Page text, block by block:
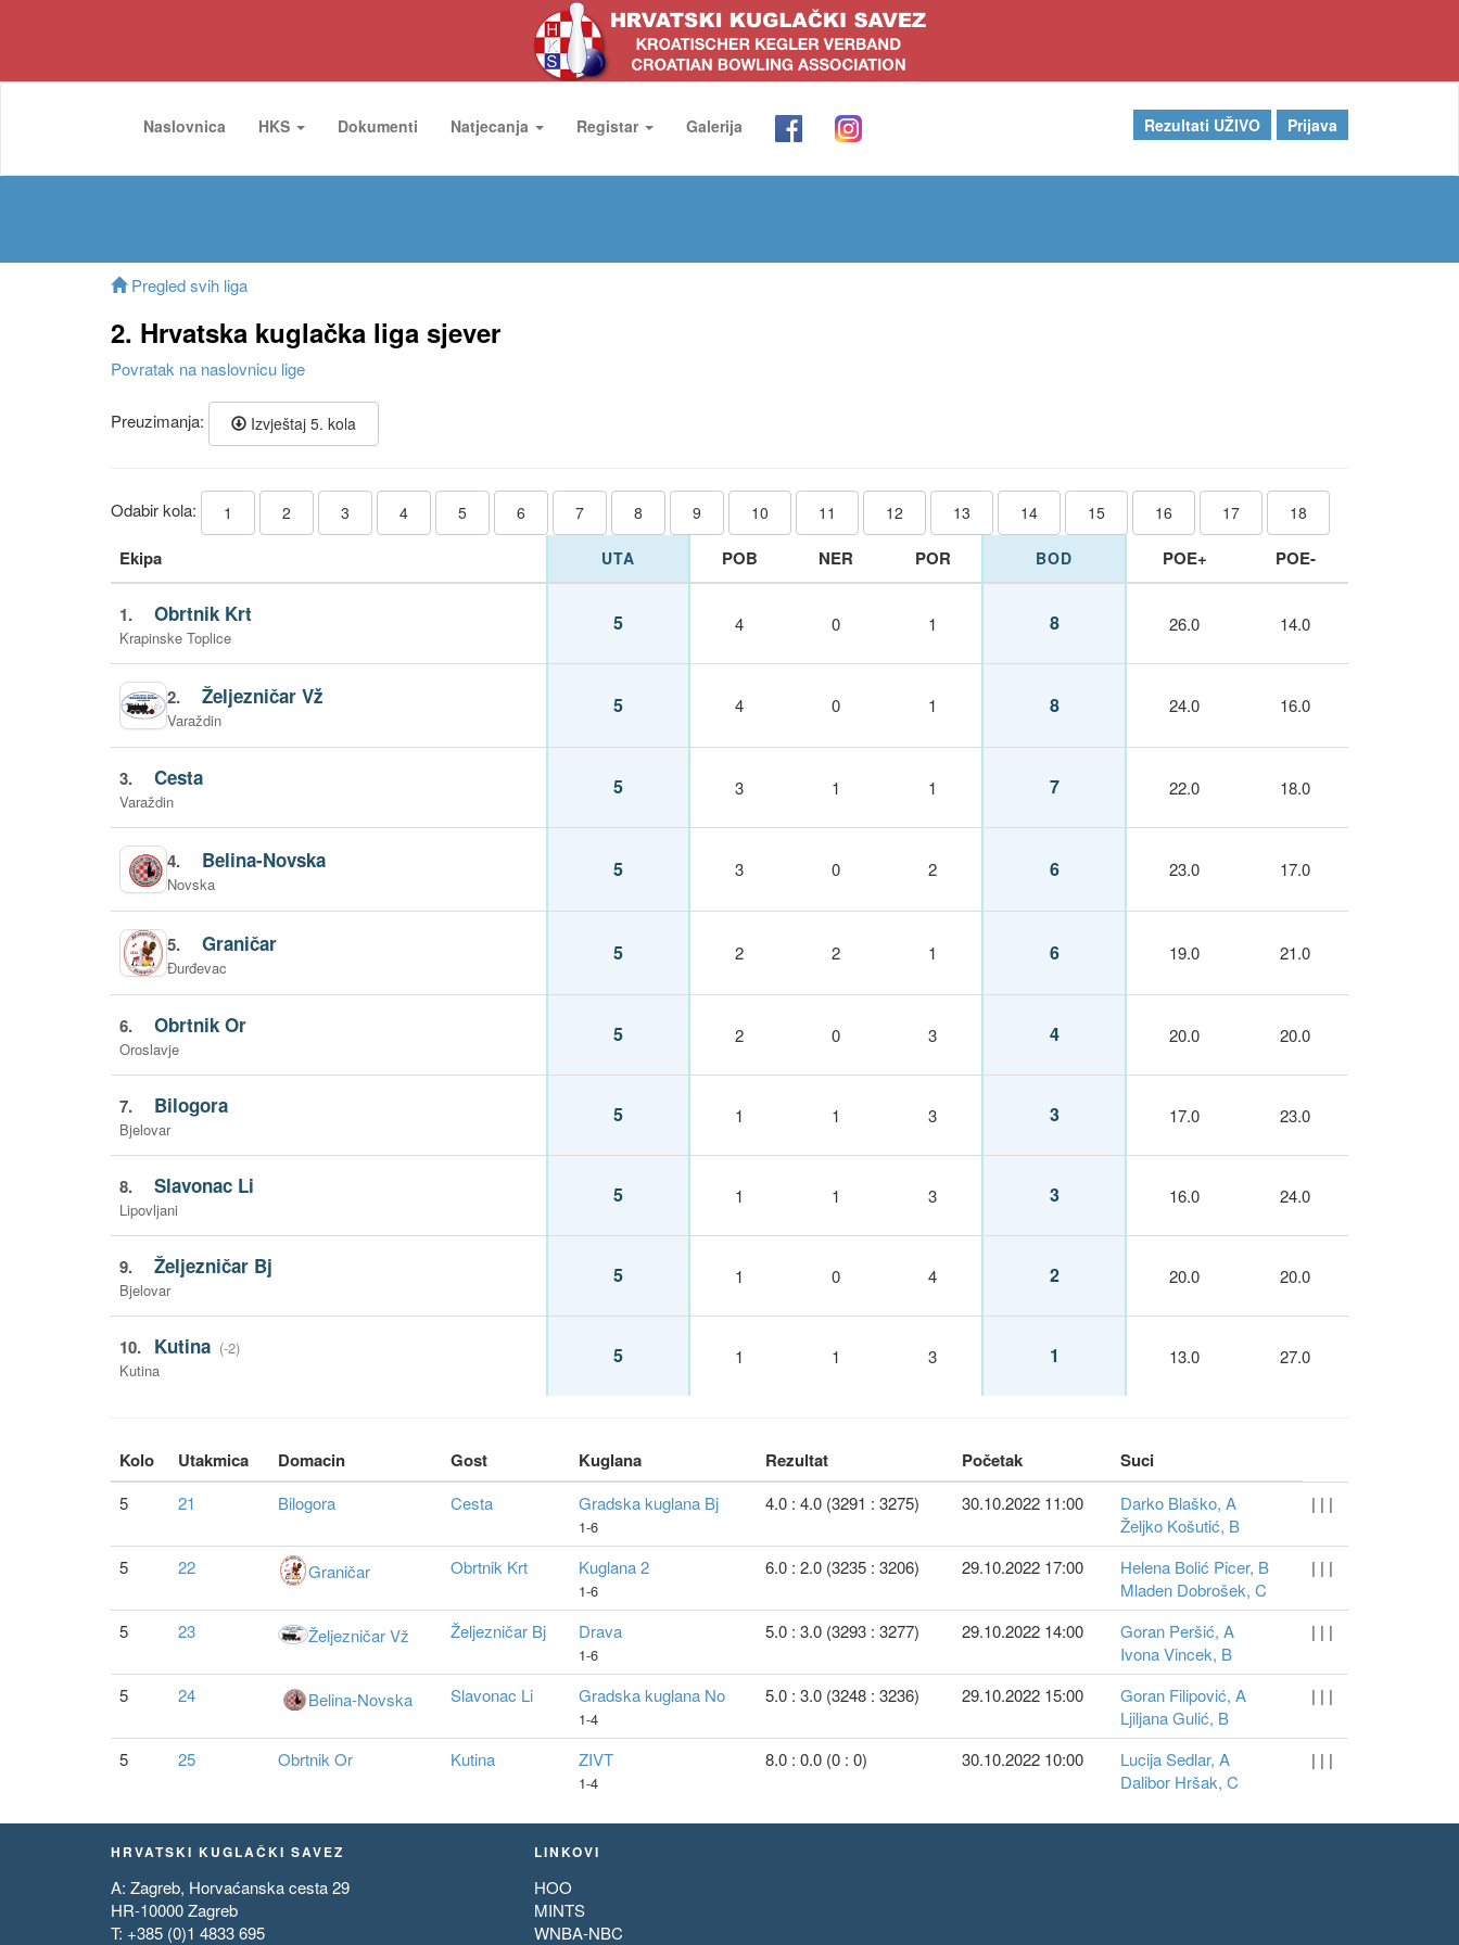
Naslovnica HKS Dokumenti Natjecanja Registar Galerija Rezultati UŽIVO Prijava
Pregled svih liga
2. Hrvatska kuglačka liga sjever
Povratak na naslovnicu lige
Preuzimanja: Izvještaj 5. kola
Odabir kola: 1 2 3 4 5 6 7 8 9 10 11 12 13 14 15 16 17 18
Ekipa UTA POB NER POR BOD POE+ POE-
1. Obrtnik Krt
Krapinske Toplice
5 4 0 1 8 26.0 14.0
2. Željezničar Vž
Varaždin
5 4 0 1 8 24.0 16.0
3. Cesta
Varaždin
5 3 1 1 7 22.0 18.0
4. Belina-Novska
Novska
5 3 0 2 6 23.0 17.0
5. Graničar
Đurđevac
5 2 2 1 6 19.0 21.0
6. Obrtnik Or
Oroslavje
5 2 0 3 4 20.0 20.0
7. Bilogora
Bjelovar
5 1 1 3 3 17.0 23.0
8. Slavonac Li
Lipovljani
5 1 1 3 3 16.0 24.0
9. Željezničar Bj
Bjelovar
5 1 0 4 2 20.0 20.0
10. Kutina (-2)
Kutina
5 1 1 3 1 13.0 27.0
Kolo Utakmica Domacin Gost Kuglana Rezultat Početak Suci
5 21 Bilogora Cesta Gradska kuglana Bj
1-6
4.0 : 4.0 (3291 : 3275) 30.10.2022 11:00
Darko Blaško, A
Željko Košutić, B
| | |
5 22 Graničar Obrtnik Krt Kuglana 2
1-6
6.0 : 2.0 (3235 : 3206) 29.10.2022 17:00
Helena Bolić Picer, B
Mladen Dobrošek, C
| | |
5 23 Željezničar Vž Željezničar Bj Drava
1-6
5.0 : 3.0 (3293 : 3277) 29.10.2022 14:00
Goran Peršić, A
Ivona Vincek, B
| | |
5 24 Belina-Novska Slavonac Li Gradska kuglana No
1-4
5.0 : 3.0 (3248 : 3236) 29.10.2022 15:00
Goran Filipović, A
Ljiljana Gulić, B
| | |
5 25 Obrtnik Or Kutina ZIVT
1-4
8.0 : 0.0 (0 : 0) 30.10.2022 10:00
Lucija Sedlar, A
Dalibor Hršak, C
| | |
HRVATSKI KUGLAČKI SAVEZ
A: Zagreb, Horvaćanska cesta 29
HR-10000 Zagreb
T: +385 (0)1 4833 695
LINKOVI
HOO
MINTS
WNBA-NBC